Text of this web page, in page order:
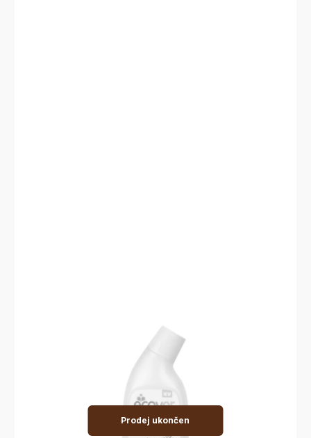
Prodej ukončen